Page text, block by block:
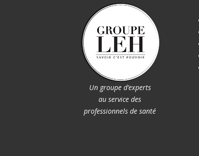
Un groupe d’experts
au service des
professionnels de santé